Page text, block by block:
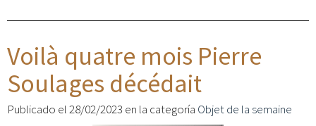
Voilà quatre mois Pierre
Soulages décédait
Publicado el 28/02/2023 en la categoría Objet de la semaine